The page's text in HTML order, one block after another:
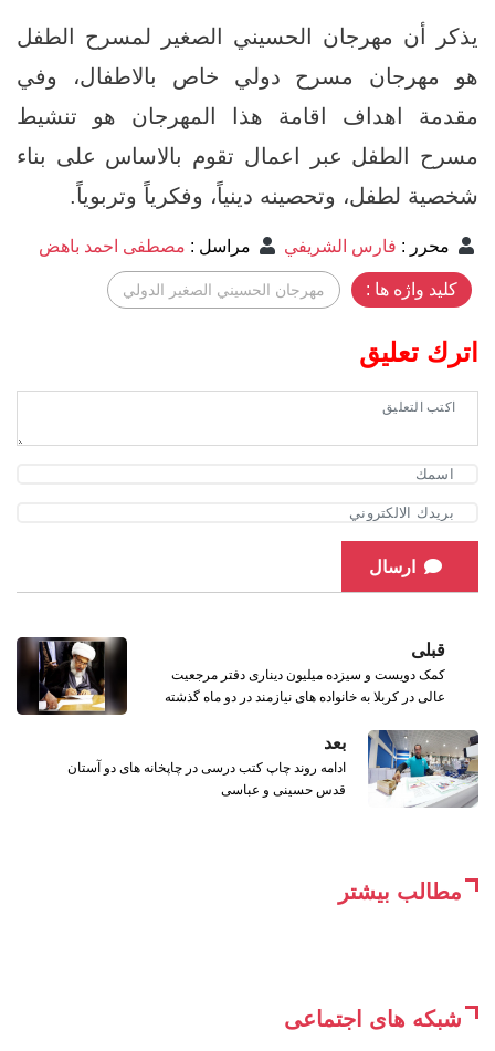
يذكر أن مهرجان الحسيني الصغير لمسرح الطفل
هو مهرجان مسرح دولي خاص بالاطفال، وفي
مقدمة اهداف اقامة هذا المهرجان هو تنشيط
مسرح الطفل عبر اعمال تقوم بالاساس على بناء
شخصية لطفل، وتحصينه دينياً، وفكرياً وتربوياً.
محرر : فارس الشريفي مراسل : مصطفى احمد باهض
کلید واژه ها : مهرجان الحسيني الصغير الدولي
اترك تعليق
ارسال
قبلی
کمک دویست و سیزده میلیون دیناری دفتر مرجعیت
عالی در کربلا به خانواده های نیازمند در دو ماه گذشته
بعد
ادامه روند چاپ کتب درسی در چاپخانه های دو آستان
قدس حسینی و عباسی
مطالب بیشتر
شبکه های اجتماعی